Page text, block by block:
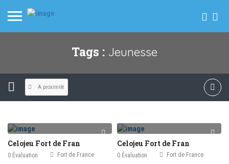
Tags : Jeunesse
A proximité
Celojeu Fort de Fran
0 Évaluation Fort de France
Celojeu Fort de Fran
0 Évaluation Fort de France